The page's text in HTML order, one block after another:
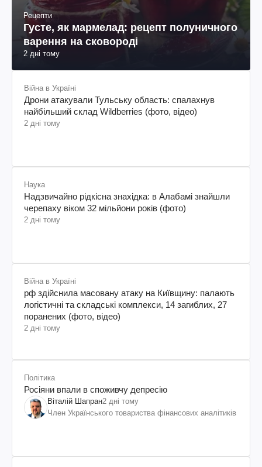
Рецепти
Густе, як мармелад: рецепт полуничного
варення на сковороді
2 дні тому
Війна в Україні
Дрони атакували Тульську область: спалахнув
найбільший склад Wildberries (фото, відео)
2 дні тому
Наука
Надзвичайно рідкісна знахідка: в Алабамі знайшли
черепаху віком 32 мільйони років (фото)
2 дні тому
Війна в Україні
рф здійснила масовану атаку на Київщину: палають
логістичні та складські комплекси, 14 загиблих, 27
поранених (фото, відео)
2 дні тому
Політика
Росіяни впали в споживчу депресію
Віталій Шапран2 дні тому
Член Українського товариства фінансових аналітиків